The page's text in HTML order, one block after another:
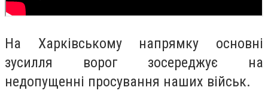
На Харківському напрямку основні
зусилля ворог зосереджує на
недопущенні просування наших військ.